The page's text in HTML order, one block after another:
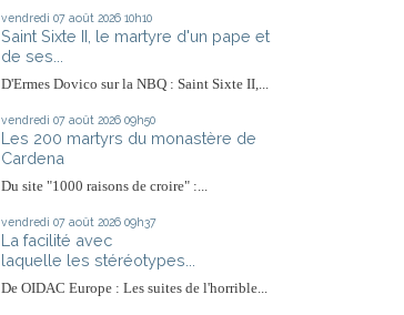
vendredi 07 août 2026 10h10
Saint Sixte II, le martyre d'un pape et
de ses...
D'Ermes Dovico sur la NBQ : Saint Sixte II,...
vendredi 07 août 2026 09h50
Les 200 martyrs du monastère de
Cardena
Du site "1000 raisons de croire" :...
vendredi 07 août 2026 09h37
La facilité avec
laquelle les stéréotypes...
De OIDAC Europe : Les suites de l'horrible...